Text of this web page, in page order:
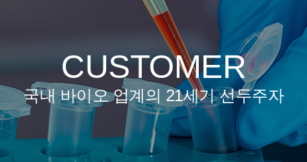
CUSTOMER
국내 바이오 업계의 21세기 선두주자